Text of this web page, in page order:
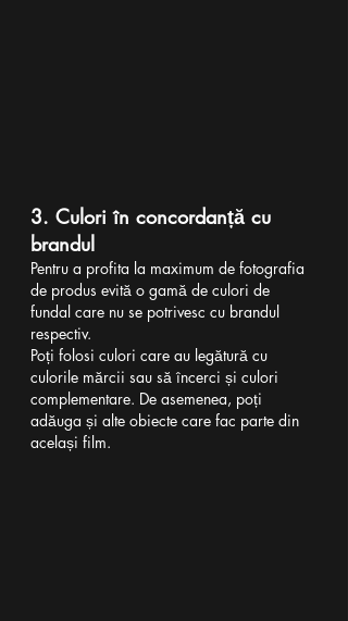
3. Culori în concordanță cu
brandul
Pentru a profita la maximum de fotografia
de produs evită o gamă de culori de
fundal care nu se potrivesc cu brandul
respectiv.
Poți folosi culori care au legătură cu
culorile mărcii sau să încerci și culori
complementare. De asemenea, poți
adăuga și alte obiecte care fac parte din
același film.